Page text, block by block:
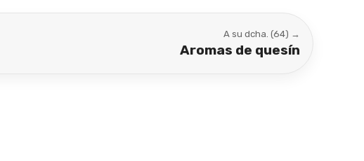
A su dcha. (64) →
Aromas de quesín